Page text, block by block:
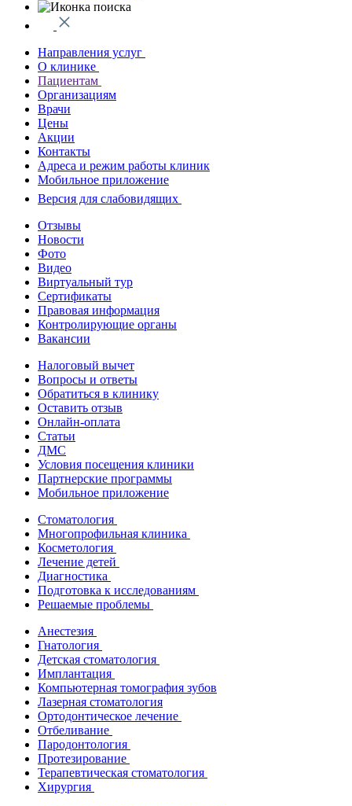
Направления услуг
О клинике
Пациентам
Организациям
Врачи
Цены
Акции
Контакты
Адреса и режим работы клиник
Мобильное приложение
Версия для слабовидящих
Отзывы
Новости
Фото
Видео
Виртуальный тур
Сертификаты
Правовая информация
Контролирующие органы
Вакансии
Налоговый вычет
Вопросы и ответы
Обратиться в клинику
Оставить отзыв
Онлайн-оплата
Статьи
ДМС
Условия посещения клиники
Партнерские программы
Мобильное приложение
Стоматология
Многопрофильная клиника
Косметология
Лечение детей
Диагностика
Подготовка к исследованиям
Решаемые проблемы
Анестезия
Гнатология
Детская стоматология
Имплантация
Компьютерная томография зубов
Лазерная стоматология
Ортодонтическое лечение
Отбеливание
Пародонтология
Протезирование
Терапевтическая стоматология
Хирургия